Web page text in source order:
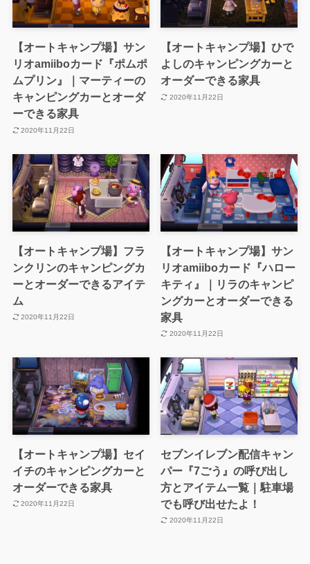
【オートキャンプ場】サン
リオamiiboカード『ポムポ
ムプリン』｜マーティーの
キャンピングカーとオーダ
ーできる家具
2020年11月22日
【オートキャンプ場】ひで
よしのキャンピングカーと
オーダーできる家具
2020年11月22日
【オートキャンプ場】フラ
ンクリンのキャンピングカ
ーとオーダーできるアイテ
ム
2020年11月22日
【オートキャンプ場】サン
リオamiiboカード『ハロー
キティ』｜リラのキャンピ
ングカーとオーダーできる
家具
2020年11月22日
【オートキャンプ場】セイ
イチのキャンピングカーと
オーダーできる家具
2020年11月22日
セブンイレブン配信キャン
パー『7ごう』の呼び出し
方とアイテム一覧｜駐車場
でも呼び出せたよ！
2020年11月22日